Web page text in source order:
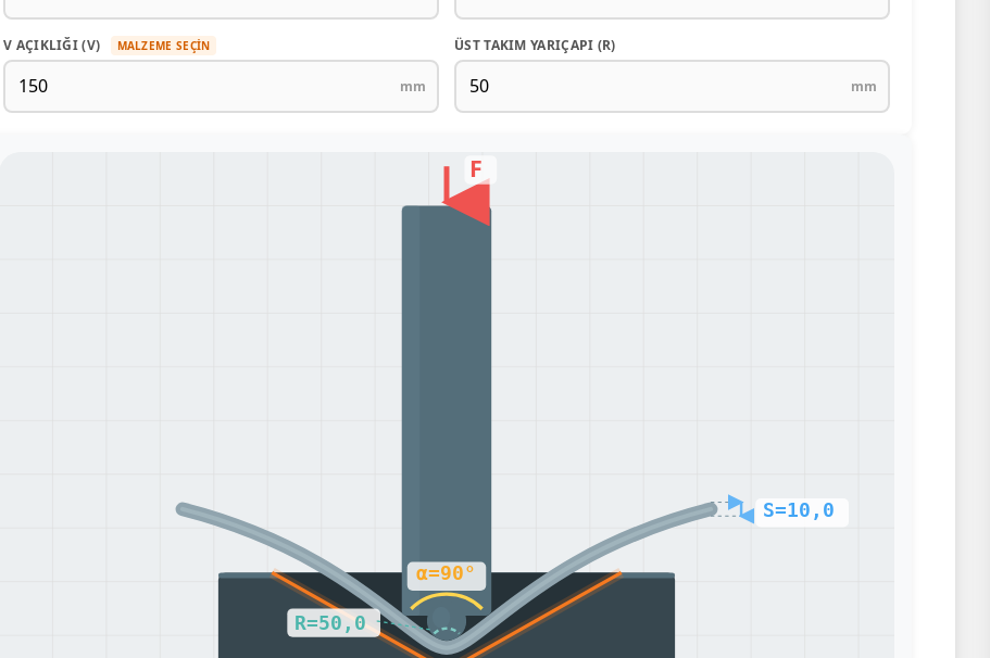
V AÇIKLIĞI (V) MALZEME SEÇIN
mm
ÜST TAKIM YARIÇAPI (R)
mm
S=10,0
R=50,0
α=90°
F